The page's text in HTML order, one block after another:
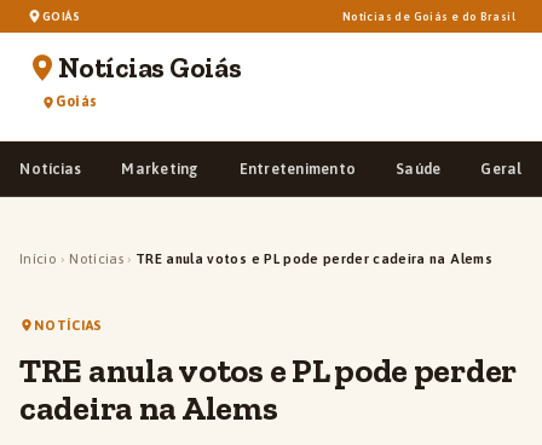
GOIÁS Notícias de Goiás e do Brasil
Notícias Goiás
Goiás
Notícias Marketing Entretenimento Saúde Geral
Início › Notícias › TRE anula votos e PL pode perder cadeira na Alems
NOTÍCIAS
TRE anula votos e PL pode perder
cadeira na Alems